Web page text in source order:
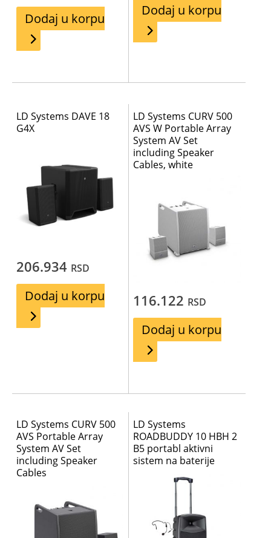
Dodaj u korpu
Dodaj u korpu
LD Systems DAVE 18
G4X
206.934 RSD
Dodaj u korpu
LD Systems CURV 500
AVS W Portable Array
System AV Set
including Speaker
Cables, white
116.122 RSD
Dodaj u korpu
LD Systems CURV 500
AVS Portable Array
System AV Set
including Speaker
Cables
LD Systems
ROADBUDDY 10 HBH 2
B5 portabl aktivni
sistem na baterije